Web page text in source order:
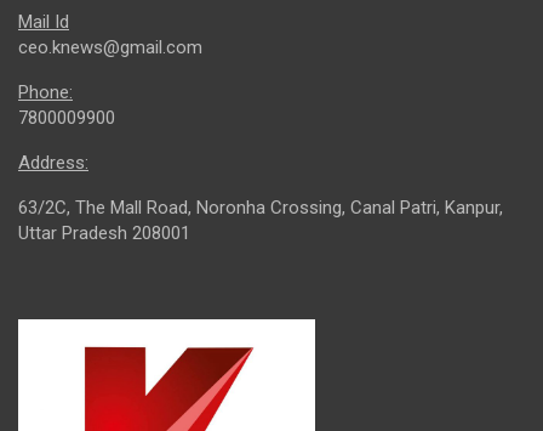
Mail Id
ceo.knews@gmail.com
Phone:
7800009900
Address:
63/2C, The Mall Road, Noronha Crossing, Canal Patri, Kanpur,
Uttar Pradesh 208001